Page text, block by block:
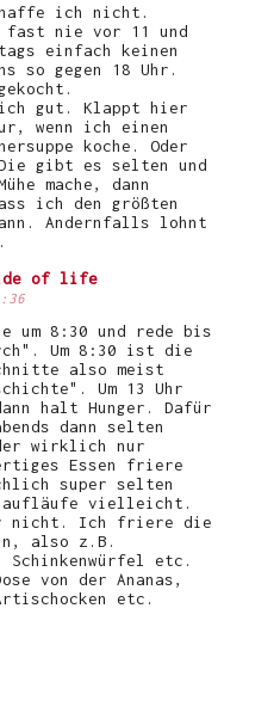
ich nicht.
fast nie vor 11 und
einfach keinen
so gegen 18 Uhr.
gut. Klappt hier
wenn ich einen
koche. Oder
gibt es selten und
mache, dann
ich den größten
Andernfalls lohnt
of life
um 8:30 und rede bis
Um 8:30 ist die
also meist
Um 13 Uhr
halt Hunger. Dafür
dann selten
wirklich nur
Essen friere
super selten
vielleicht.
nicht. Ich friere die
also z.B.
Schinkenwürfel etc.
von der Ananas,
etc.